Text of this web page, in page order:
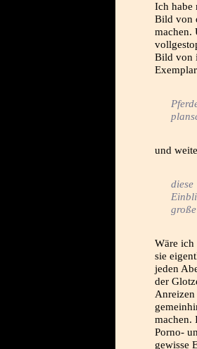
Ich habe
Bild von
machen.
Bild von
und
diese
Wäre ich
sie
jeden
der
Anreizen
machen.
Porno-
gewisse